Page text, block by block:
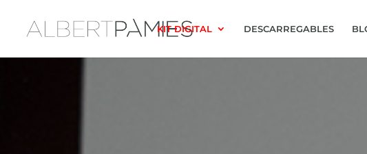
KIT DIGITAL DESCARREGABLES